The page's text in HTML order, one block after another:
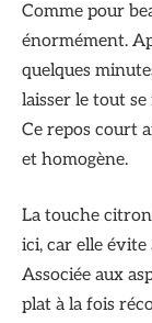
Comme pour
énormément.
quelques
laisser le tout
Ce repos court
et homogène.
La touche
ici, car elle
Associée aux
plat à la fois